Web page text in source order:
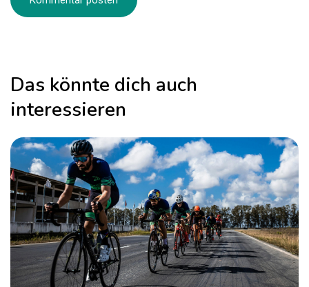
Das könnte dich auch
interessieren